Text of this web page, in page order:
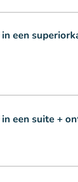
een
een suite +